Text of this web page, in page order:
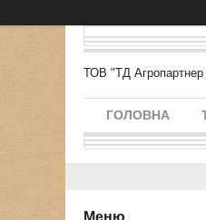
ТОВ "ТД Агропартнер
ГОЛОВНА